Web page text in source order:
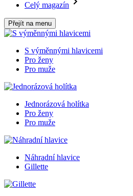
Celý magazín
Přejít na menu
S výměnnými hlavicemi
Pro ženy
Pro muže
Jednorázová holítka
Pro ženy
Pro muže
Náhradní hlavice
Gillette